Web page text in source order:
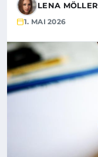
LENA MÖLLER
1. MAI 2026